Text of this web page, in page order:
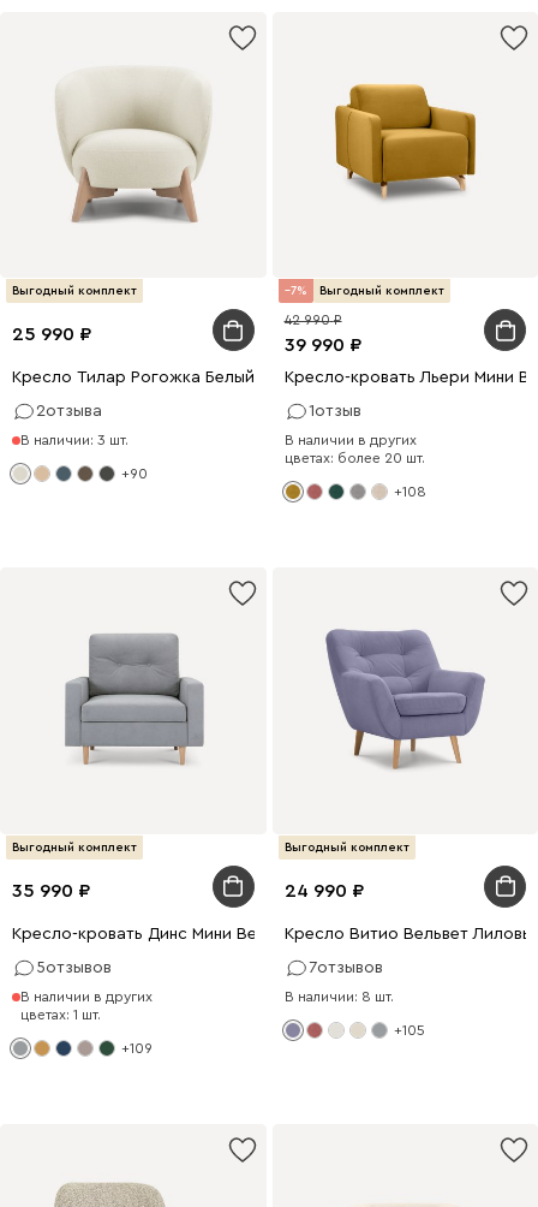
Выгодный комплект
25 990
Кресло Тилар Рогожка Белый
2отзыва
В наличии: 3 шт.
+90
7 Выгодный комплект
39 990
42 990
Кресло-кровать Льери Мини
1отзыв
В наличии в других
цветах: более 20 шт.
+108
Выгодный комплект
35 990
Кресло-кровать Динс Мини Вельвет Светло-серый
5отзывов
В наличии в других
цветах: 1 шт.
+109
Выгодный комплект
24 990
Кресло Витио Вельвет
7отзывов
В наличии: 8 шт.
+105